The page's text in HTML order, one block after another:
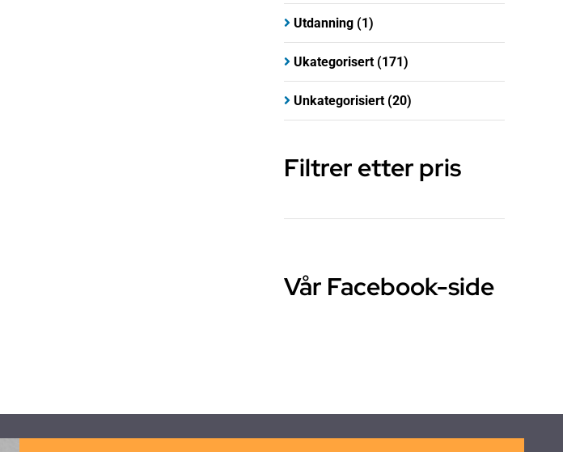
Utdanning (1)
Ukategorisert (171)
Unkategorisiert (20)
Filtrer etter pris
Vår Facebook-side